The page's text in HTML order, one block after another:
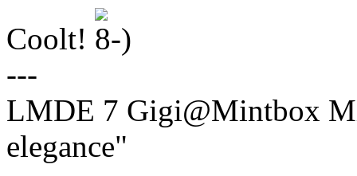
Coolt!
---
LMDE 7 Gigi@Mintbox
elegance"